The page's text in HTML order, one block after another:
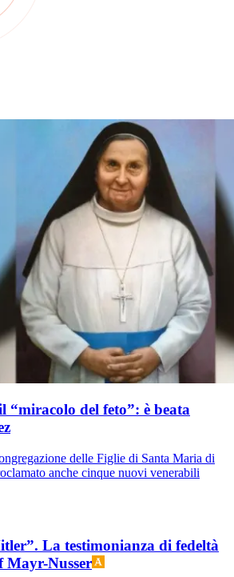
“miracolo del feto”: è beata
delle Figlie di Santa Maria di
anche cinque nuovi venerabili
La testimonianza di fedeltà
Mayr-Nusser